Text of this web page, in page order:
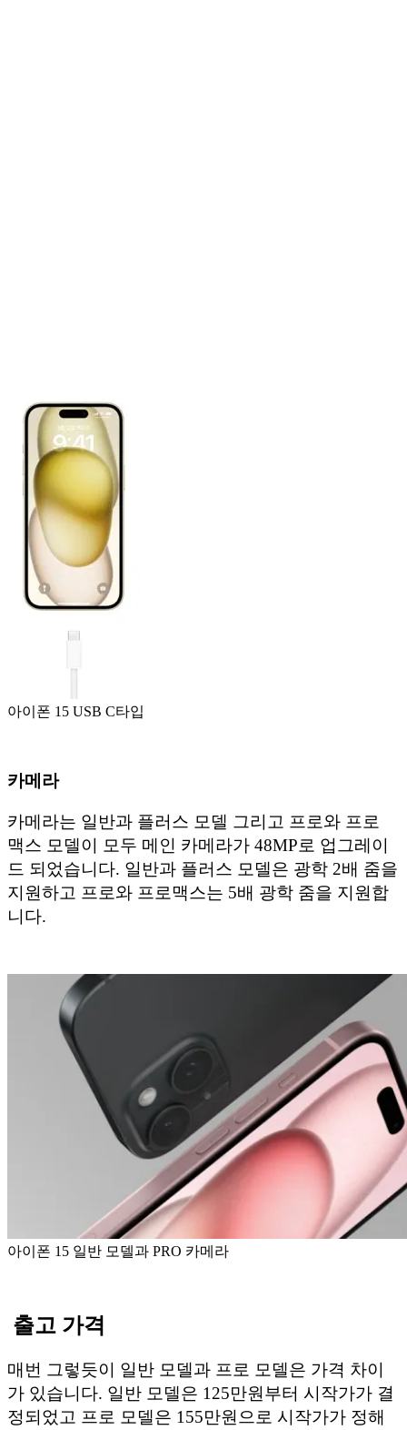
아이폰 15 USB C타입
카메라
카메라는 일반과 플러스 모델 그리고 프로와 프로
맥스 모델이 모두 메인 카메라가 48MP로 업그레이
드 되었습니다. 일반과 플러스 모델은 광학 2배 줌을
지원하고 프로와 프로맥스는 5배 광학 줌을 지원합
니다.
아이폰 15 일반 모델과 PRO 카메라
출고 가격
매번 그렇듯이 일반 모델과 프로 모델은 가격 차이
가 있습니다. 일반 모델은 125만원부터 시작가가 결
정되었고 프로 모델은 155만원으로 시작가가 정해